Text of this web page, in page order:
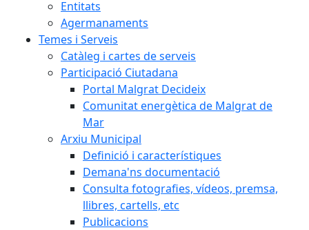
Entitats
Agermanaments
Temes i Serveis
Catàleg i cartes de serveis
Participació Ciutadana
Portal Malgrat Decideix
Comunitat energètica de Malgrat de
Mar
Arxiu Municipal
Definició i característiques
Demana'ns documentació
Consulta fotografies, vídeos, premsa,
llibres, cartells, etc
Publicacions